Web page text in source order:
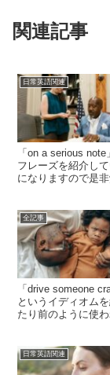
関連記事
日常英語関連
「on a serious
フレーズを紹介し
になりますので是
全記事
「drive someone
というイディオム
たり前のように使
日常英語関連